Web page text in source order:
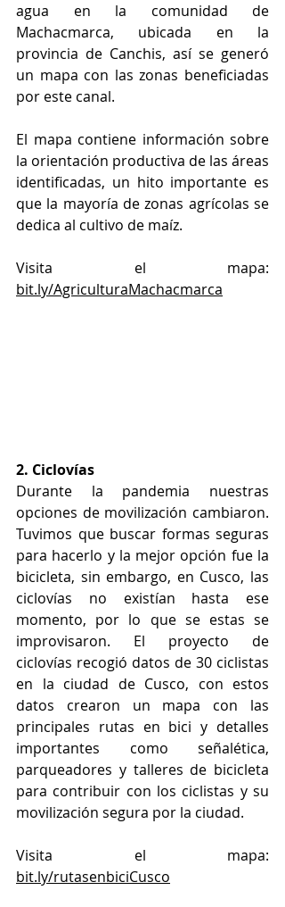
agua en la comunidad de
Machacmarca, ubicada en la
provincia de Canchis, así se generó
un mapa con las zonas beneficiadas
por este canal.
El mapa contiene información sobre
la orientación productiva de las áreas
identificadas, un hito importante es
que la mayoría de zonas agrícolas se
dedica al cultivo de maíz.
bit.ly/AgriculturaMachacmarca
2. Ciclovías
Durante la pandemia nuestras
opciones de movilización cambiaron.
Tuvimos que buscar formas seguras
para hacerlo y la mejor opción fue la
bicicleta, sin embargo, en Cusco, las
ciclovías no existían hasta ese
momento, por lo que se estas se
improvisaron. El proyecto de
ciclovías recogió datos de 30 ciclistas
en la ciudad de Cusco, con estos
datos crearon un mapa con las
principales rutas en bici y detalles
importantes como señalética,
parqueadores y talleres de bicicleta
para contribuir con los ciclistas y su
movilización segura por la ciudad.
bit.ly/rutasenbiciCusco